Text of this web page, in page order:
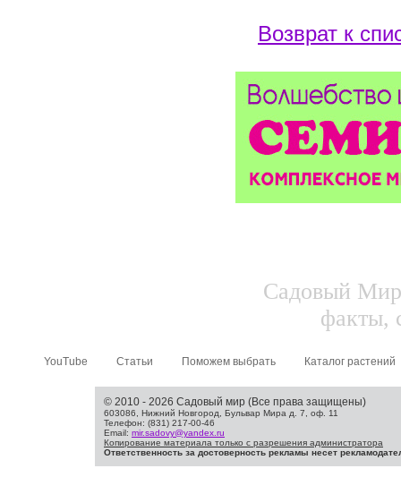
Возврат к
Садовый
факты,
YouTube Статьи Поможем выбрать Каталог растений
© 2010 - 2026 Садовый мир (Все права защищены)
603086, Нижний Новгород, Бульвар Мира д. 7, оф. 11
Телефон: (831) 217-00-46
Email: mir.sadovy@yandex.ru
Копирование материала только с разрешения администратора
Ответственность за достоверность рекламы несет